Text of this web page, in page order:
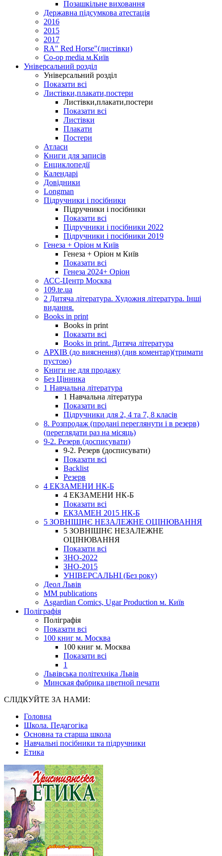
Позашкільне виховання
Державна підсумкова атестація
2016
2015
2017
RA" Red Horse"(листівки)
Co-op media м.Київ
Універсальний розділ
Універсальний розділ
Показати всі
Листівки,плакати,постери
Листівки,плакати,постери
Показати всі
Листівки
Плакати
Постери
Атласи
Книги для записів
Енциклопедії
Календарі
Довідники
Longman
Підручники і посібники
Підручники і посібники
Показати всі
Підручники і посібники 2022
Підручники і посібники 2019
Генеза + Оріон м Київ
Генеза + Оріон м Київ
Показати всі
Генеза 2024+ Оріон
АСС-Центр Москва
109.te.ua
2 Дитяча література. Художня література. Інші
видання.
Books in print
Books in print
Показати всі
Books in print. Дитяча література
АРХІВ (до вияснення) (див коментар)(тримати
пустою)
Книги не для продажу
Без Цінника
1 Навчальна література
1 Навчальна література
Показати всі
Підручники для 2, 4 та 7, 8 класів
8. Розпродаж (продані переглянути і в резерв)
(переглядати раз на місяць)
9-2. Резерв (досписувати)
9-2. Резерв (досписувати)
Показати всі
Backlist
Резерв
4 ЕКЗАМЕНИ НК-Б
4 ЕКЗАМЕНИ НК-Б
Показати всі
ЕКЗАМЕН 2015 НК-Б
5 ЗОВНІШНЄ НЕЗАЛЕЖНЕ ОЦІНЮВАННЯ
5 ЗОВНІШНЄ НЕЗАЛЕЖНЕ
ОЦІНЮВАННЯ
Показати всі
ЗНО-2022
ЗНО-2015
УНІВЕРСАЛЬНІ (Без року)
Деол Львів
MM publications
Asgardian Comics, Ugar Production м. Київ
Поліграфія
Поліграфія
Показати всі
100 книг м. Москва
100 книг м. Москва
Показати всі
1
Львівська політехніка Львів
Минская фабрика цветной печати
СЛІДКУЙТЕ ЗА НАМИ:
Головна
Школа. Педагогіка
Основна та старша школа
Навчальні посібники та підручники
Етика